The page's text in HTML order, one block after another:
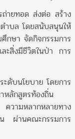
อด ส่งต่อ สร้าง
ตำบล โดยสนับสนุนให้
กษา จัดกิจกรรมการ
ะสิ่งมีชีวิตในป่า การ
นโยบาย โดยการ
หลักสูตรท้องถิ่น
วามหลากหลายทาง
ผ่านคณะกรรมการ